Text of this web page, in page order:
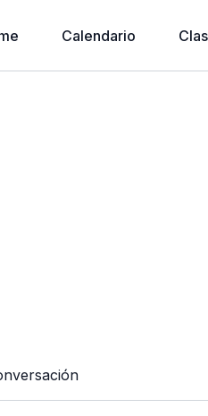
Calendario